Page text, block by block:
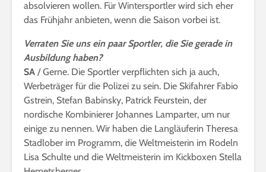
absolvieren wollen. Für Wintersportler wird sich eher
das Frühjahr anbieten, wenn die Saison vorbei ist.
Verraten Sie uns ein paar Sportler, die Sie gerade in
Ausbildung haben?
SA / Gerne. Die Sportler verpflichten sich ja auch,
Werbeträger für die Polizei zu sein. Die Skifahrer Fabio
Gstrein, Stefan Babinsky, Patrick Feurstein, der
nordische Kombinierer Johannes Lamparter, um nur
einige zu nennen. Wir haben die Langläuferin Theresa
Stadlober im Programm, die Weltmeisterin im Rodeln
Lisa Schulte und die Weltmeisterin im Kickboxen Stella